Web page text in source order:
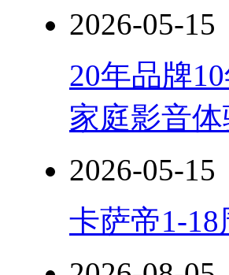
2026-05-15
20年品牌
家庭影音
2026-05-15
卡萨帝1-